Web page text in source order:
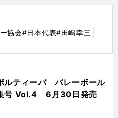
協会#日本代表#田嶋幸三
ルティーバ バレーボール
号 Vol.4 6月30日発売